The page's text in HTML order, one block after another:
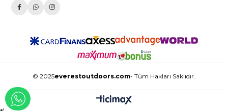
© 2025everestoutdoors.com- Tüm Hakları Saklıdır.
WHATSAPP İLE İLETİŞİME GEÇ